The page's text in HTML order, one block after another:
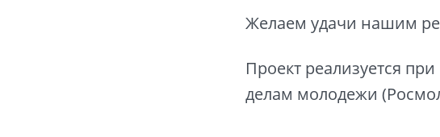
Желаем удачи нашим
Проект реализуется
делам молодежи